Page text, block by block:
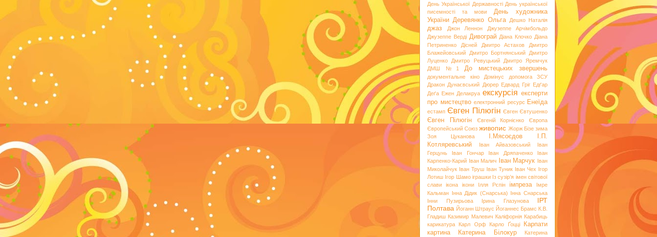
День Української Державності День української
писемності та мови
День художника
України Деревянко Ольга Дешко Наталія
джаз Джон Леннон
Джузеппе Арчімбольдо
Джузеппе Верді Дивограй Діана Клочко Діана
Петриненко
Дісней Дмитро Астахов
Дмитро
Блажейовський
Дмитро Бортнянський
Дмитро
Луценко
Дмитро Ревуцький
Дмитро Яремчук
ДМШ №1
До мистецьких звершень
документальне кіно Домінус
допомога ЗСУ
Дракон Дунаєвський Дюрер Едвард Гріг Едґар
Деґа Ежен Делакруа екскурсія експерти
про мистецтво електронний ресурс Енеїда
естамп Євген Пілюгін Євген Євтушенко
Євген Пілюгін Євгеній Корнієнко
Європа
Європейський Союз живопис Жорж Бізе зима
Зоя Цуканова
І.Мясоєдов
І.П.
Котляревський
Іван Айвазовський
Іван
Герцунь
Іван Гончар Іван Дряпаченко
Іван
Карпенко-Карий Іван Малич Іван Марчук Іван
Миколайчук Іван Труш Іван Туник Іван Чех Ігор
Лотиш Ігор Шамо іграшки Із сузір’я імен світової
слави
ікона ікони Ілля Рєпін імпреза
Імре
Кальман Інна Дідик (Снарська) Інна Снарська
Інни Пузирьова
Ірина Глазунова
ІРТ
Полтава Йоганн Штраус Йоганнес Брамс К.В.
Гладиш Казимир Малевич Каліфорнія Карабиць
карикатура
Карл Орф Карло Ґоцці
Карпати
картина
Катерина Білокур
Катерина